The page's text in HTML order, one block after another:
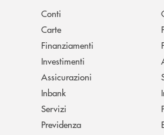
Conti
Carte
Finanziamenti
Investimenti
Assicurazioni
Inbank
Servizi
Previdenza